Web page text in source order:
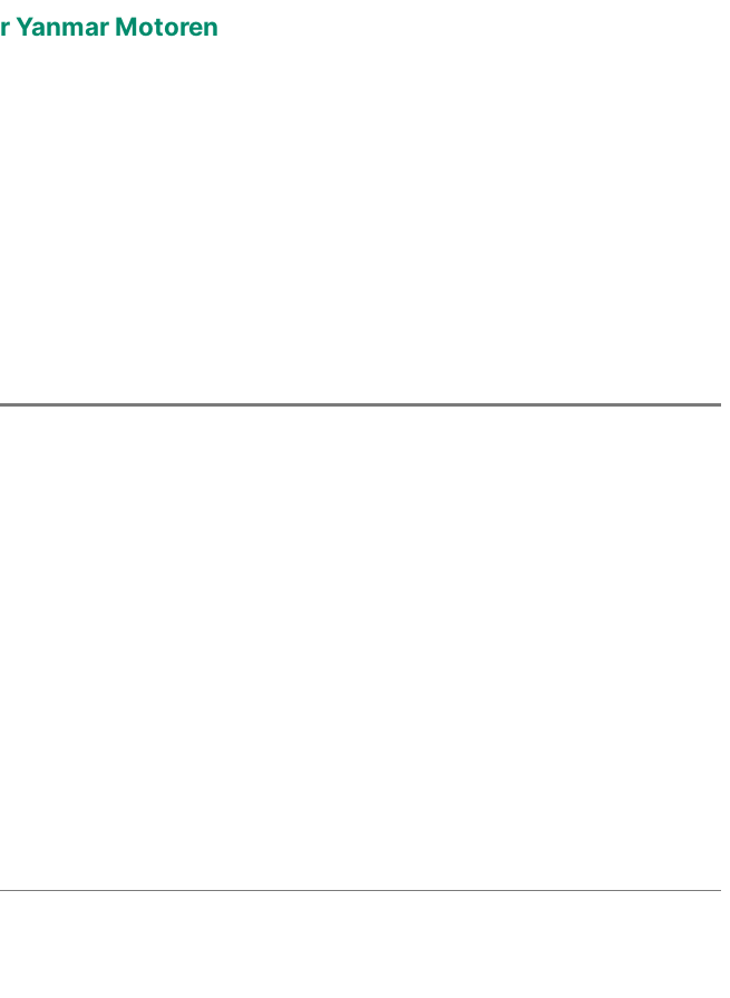
Yanmar Motoren